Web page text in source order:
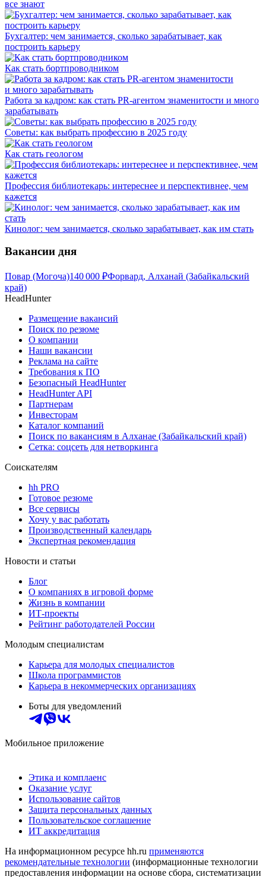
все знают
Бухгалтер: чем занимается, сколько зарабатывает, как
построить карьеру
Как стать бортпроводником
Работа за кадром: как стать PR-агентом знаменитости и много
зарабатывать
Советы: как выбрать профессию в 2025 году
Как стать геологом
Профессия библиотекарь: интереснее и перспективнее, чем
кажется
Кинолог: чем занимается, сколько зарабатывает, как им стать
Вакансии дня
Повар (Могоча)140 000 ₽Форвард, Алханай (Забайкальский
край)
HeadHunter
Размещение вакансий
Поиск по резюме
О компании
Наши вакансии
Реклама на сайте
Требования к ПО
Безопасный HeadHunter
HeadHunter API
Партнерам
Инвесторам
Каталог компаний
Поиск по вакансиям в Алханае (Забайкальский край)
Сетка: соцсеть для нетворкинга
Соискателям
hh PRO
Готовое резюме
Все сервисы
Хочу у вас работать
Производственный календарь
Экспертная рекомендация
Новости и статьи
Блог
О компаниях в игровой форме
Жизнь в компании
ИТ-проекты
Рейтинг работодателей России
Молодым специалистам
Карьера для молодых специалистов
Школа программистов
Карьера в некоммерческих организациях
Боты для уведомлений
Мобильное приложение
Этика и комплаенс
Оказание услуг
Использование сайтов
Защита персональных данных
Пользовательское соглашение
ИТ аккредитация
На информационном ресурсе hh.ru применяются
рекомендательные технологии (информационные технологии
предоставления информации на основе сбора, систематизации